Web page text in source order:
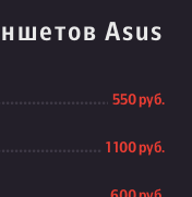
Asus
550 руб.
1 100 руб.